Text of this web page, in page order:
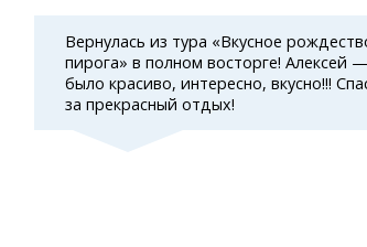
Вернулась из тура «Вкусное
пирога» в полном восторге! Алексей
было красиво, интересно, вкусно!!!
за прекрасный отдых!